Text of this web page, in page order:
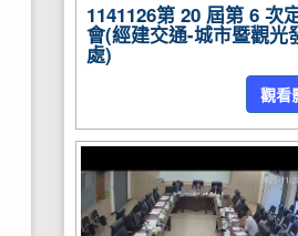
1141126第 20 屆第 6 次
會(經建交通-城市暨觀光
處)
觀看